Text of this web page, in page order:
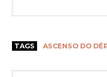
TAGS ASCENSO DO